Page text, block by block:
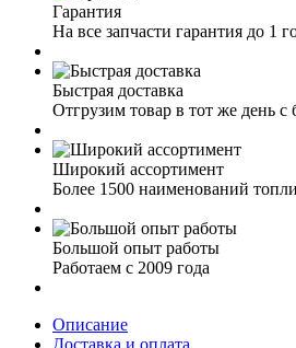
Гарантия
На все запчасти гарантия до 1
Быстрая доставка
Отгрузим товар в тот же день с
Широкий ассортимент
Более 1500 наименований
Большой опыт работы
Работаем с 2009 года
Описание
Доставка и оплата